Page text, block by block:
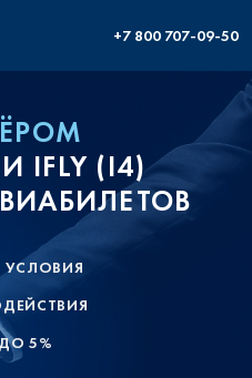
+7 800 707-09-50
(I4)
УСЛОВИЯ
5%